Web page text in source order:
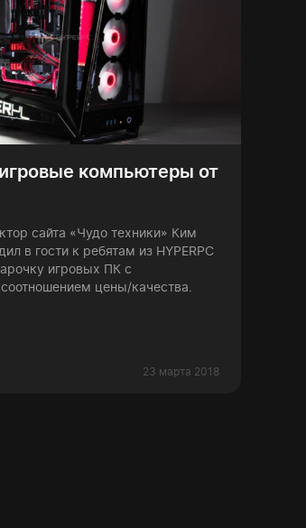
компьютеры от
сайта «Чудо техники» Ким
в гости к ребятам из HYPERPC
игровых ПК с
цены/качества.
23 марта 2018